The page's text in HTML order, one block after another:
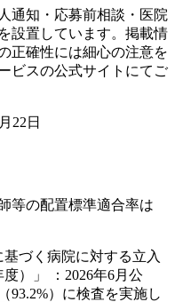
通知・応募前相談・医院
設置しています。掲載情
正確性には細心の注意を
ビスの公式サイトにてご
22日
等の配置標準適合率は
づく病院に対する立入
）」 ：2026年6月公
93.2%）に検査を実施し